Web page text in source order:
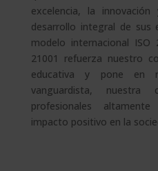
excelencia, la
desarrollo integral de sus
modelo internacional ISO
21001 refuerza nuestro
educativa y pone en
vanguardista, nuestra
profesionales
impacto positivo en la